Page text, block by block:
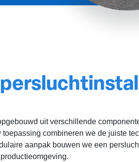
uit verschillende
combineren we de juiste
aanpak bouwen we een